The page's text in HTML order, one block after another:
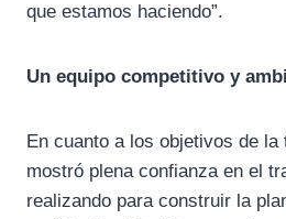
que estamos haciendo”.
Un equipo competitivo y
En cuanto a los objetivos de la
mostró plena confianza en el
realizando para construir la